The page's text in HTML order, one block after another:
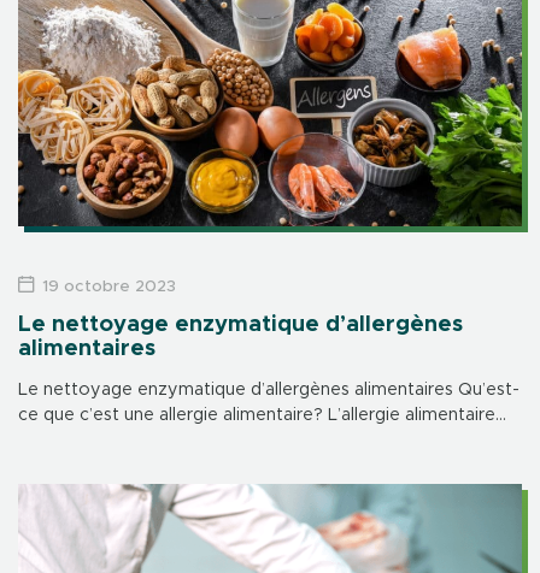
Le nettoyage enzymatique d’allergènes
alimentaires
Le nettoyage enzymatique d’allergènes alimentaires Qu’est-
ce que c’est une allergie alimentaire? L’allergie alimentaire
19 octobre 2023